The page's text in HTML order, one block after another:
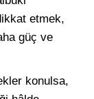
etmek,
güç ve
konulsa,